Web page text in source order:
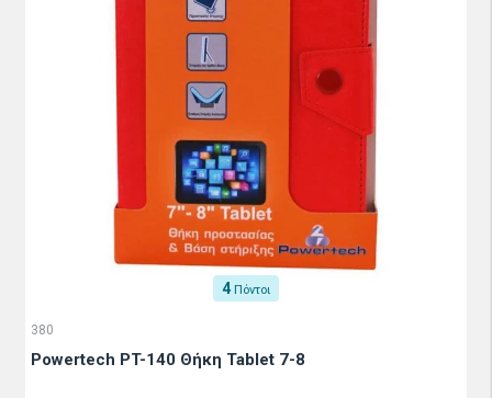
4 Πόντοι
380
Powertech PT-140 Θήκη Tablet 7-8